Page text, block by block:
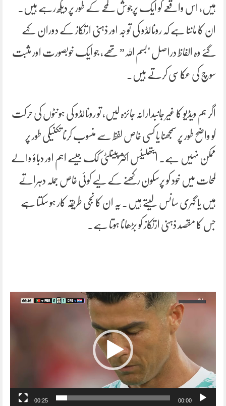
ہیں، اس واقعے کو ایک پرجوش لمحے کے طور پر دیکھ رہے ہیں۔
ان کا ماننا ہے کہ رونالڈو کی توجہ اور ذہنی ارتکاز کے دوران کہے
گئے وہ الفاظ دراصل "بسم اللہ” تھے، جو ایک خوبصورت اور مثبت
سوچ کی عکاسی کرتے ہیں۔
اگر ہم ویڈیو کا غیر جانبدارانہ جائزہ لیں، تو رونالڈو کی ہونٹوں کی حرکت
کو واضح طور پر سمجھنا یا کسی خاص لفظ سے منسوب کرنا تکنیکی طور پر
ممکن نہیں ہے۔ ایتھلیٹس اکثر پینلٹی کک جیسے اہم اور دباؤ والے
لمحات میں خود کو پرسکون رکھنے کے لیے کوئی خاص جملہ دہراتے
ہیں یا گہری سانس لیتے ہیں۔ یہ ان کا نجی طریقہ کار ہو سکتا ہے
جس کا مقصد ذہنی ارتکاز کو بڑھانا ہوتا ہے۔
00:00
00:25